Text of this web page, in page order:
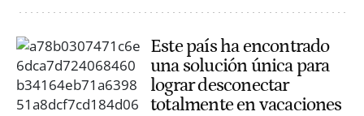
Este país ha encontrado
una solución única para
lograr desconectar
totalmente en vacaciones